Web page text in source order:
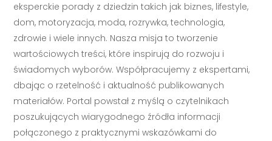
eksperckie porady z dziedzin takich jak biznes, lifestyle,
dom, motoryzacja, moda, rozrywka, technologia,
zdrowie i wiele innych. Nasza misja to tworzenie
wartościowych treści, które inspirują do rozwoju i
świadomych wyborów. Współpracujemy z ekspertami,
dbając o rzetelność i aktualność publikowanych
materiałów. Portal powstał z myślą o czytelnikach
poszukujących wiarygodnego źródła informacji
połączonego z praktycznymi wskazówkami do